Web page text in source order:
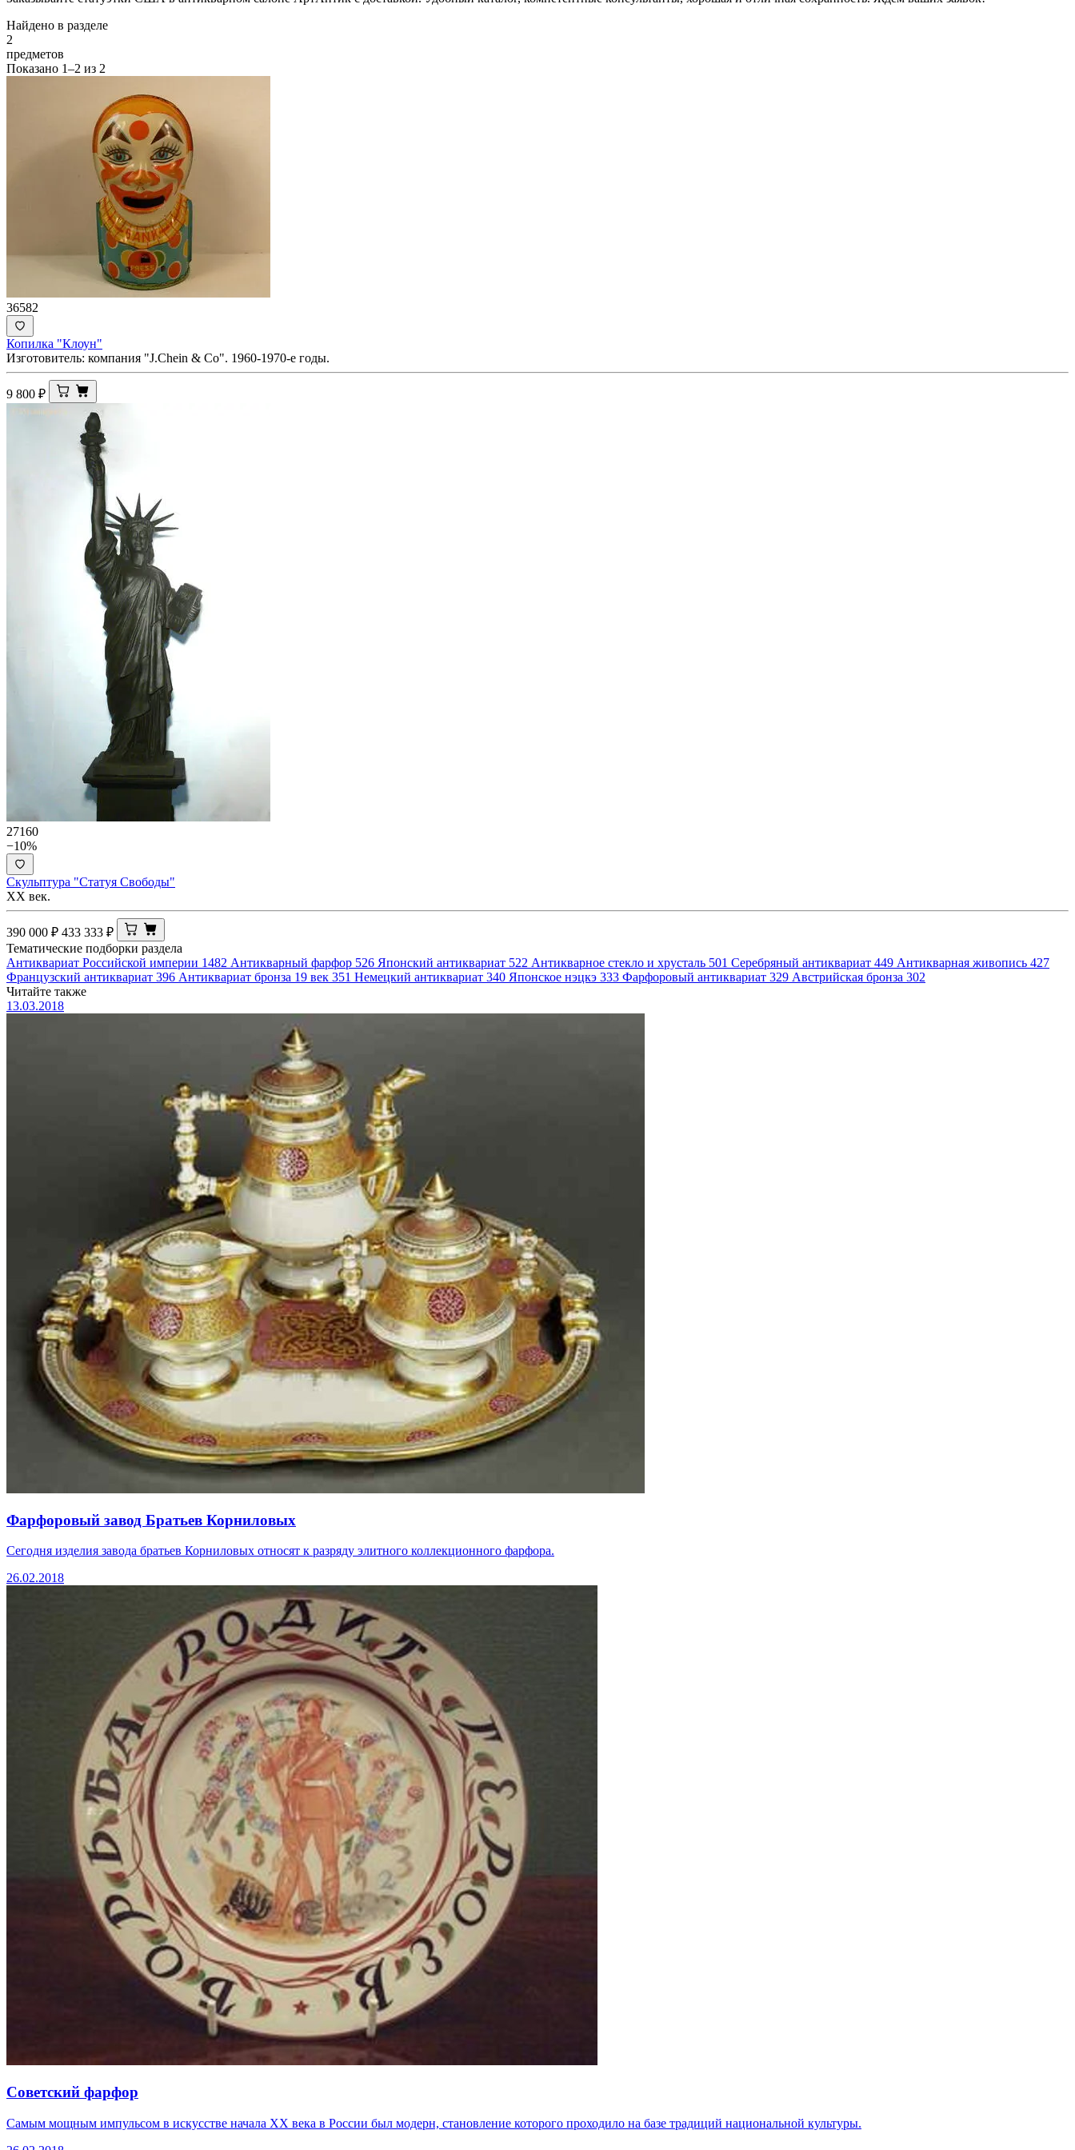
Найдено в разделе
2
предметов
Показано 1–2 из 2
36582
Копилка "Клоун"
Изготовитель: компания "J.Chein & Co". 1960-1970-е годы.
9 800 ₽
27160
−10%
Скульптура "Статуя Свободы"
XX век.
390 000 ₽ 433 333 ₽
Тематические подборки раздела
Антиквариат Российской империи 1482 Антикварный фарфор 526 Японский антиквариат 522 Антикварное стекло и хрусталь 501 Серебряный антиквариат 449 Антикварная живопись 427
Французский антиквариат 396 Антиквариат бронза 19 век 351 Немецкий антиквариат 340 Японское нэцкэ 333 Фарфоровый антиквариат 329 Австрийская бронза 302
Читайте также
13.03.2018
Фарфоровый завод Братьев Корниловых
Сегодня изделия завода братьев Корниловых относят к разряду элитного коллекционного фарфора.
26.02.2018
Советский фарфор
Самым мощным импульсом в искусстве начала ХХ века в России был модерн, становление которого проходило на базе традиций национальной культуры.